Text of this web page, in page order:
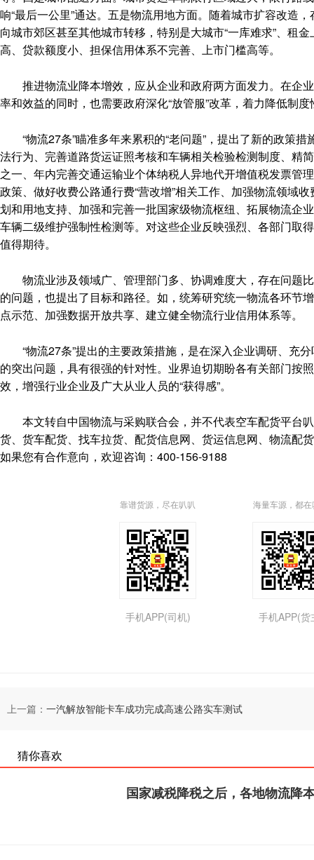
响“最后一公里”通达。五是物流用地方面。随着城市扩容改造
向城市郊区甚至其他城市转移，特别是大城市“一库难求”、租
高、贷款额度小、担保信用体系不完善、上市门槛高等。
推进物流业降本增效，应从企业和政府两方面发力。在企
率和效益的同时，也需要政府深化“放管服”改革，着力降低制
“物流27条”瞄准多年来累积的“老问题”，提出了新的政策措
法行为、完善道路货运证照考核和车辆相关检验检测制度、精
之一、年内完善交通运输业个体纳税人异地代开增值税发票管
政策、做好收费公路通行费“营改增”相关工作、加强物流领域
划和用地支持、加强和完善一批国家级物流枢纽、拓展物流企
车辆二级维护强制性检测等。对这些企业反映强烈、各部门取
值得期待。
物流业涉及领域广、管理部门多、协调难度大，存在问题比
的问题，也提出了目标和路径。如，统筹研究统一物流各环节
点示范、加强数据开放共享、建立健全物流行业信用体系等。
“物流27条”提出的主要政策措施，是在深入企业调研、充
的突出问题，具有很强的针对性。业界迫切期盼各有关部门按
效，增强行业企业及广大从业人员的“获得感”。
本文转自中国物流与采购联合会，并不代表空车配货平台
货、货车配货、找车拉货、配货信息网、货运信息网、物流配
如果您有合作意向，欢迎咨询：400-156-9188
靠谱货源，尽在叭叭
手机APP(司机)
海量车源，都在
手机APP(货
上一篇： 一汽解放智能卡车成功完成高速公路实车测试
猜你喜欢
国家减税降税之后，各地物流降